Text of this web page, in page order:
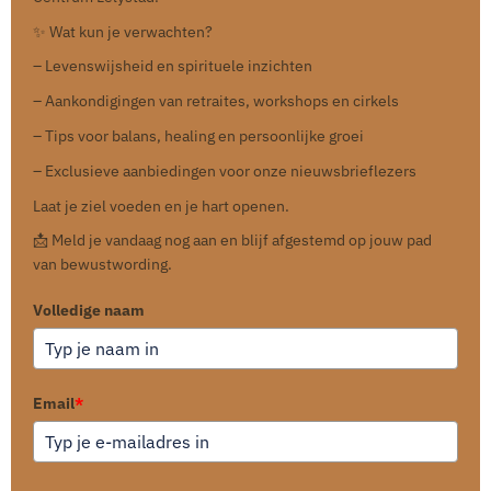
✨ Wat kun je verwachten?
– Levenswijsheid en spirituele inzichten
– Aankondigingen van retraites, workshops en cirkels
– Tips voor balans, healing en persoonlijke groei
– Exclusieve aanbiedingen voor onze nieuwsbrieflezers
Laat je ziel voeden en je hart openen.
📩 Meld je vandaag nog aan en blijf afgestemd op jouw pad
van bewustwording.
Volledige naam
Email*